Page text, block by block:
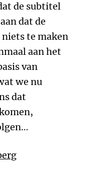
de subtitel
dat de
te maken
aan het
van
we nu
dat